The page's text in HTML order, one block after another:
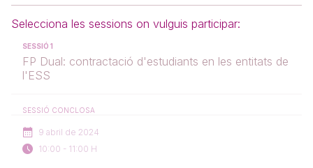
Selecciona les sessions on vulguis participar:
SESSIÓ 1
FP Dual: contractació d'estudiants en les entitats de
l'ESS
SESSIÓ CONCLOSA
9 abril de 2024
10:00 - 11:00 H